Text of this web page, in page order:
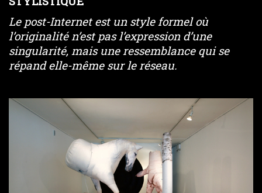
Le post-Internet est un style formel où
l’originalité n’est pas l’expression d’une
singularité, mais une ressemblance qui se
répand elle-même sur le réseau.